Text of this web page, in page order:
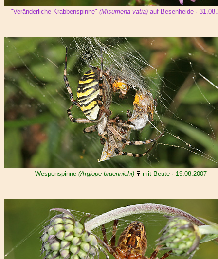
"Veränderliche Krabbenspinne" (Misumena vatia) auf Besenheide ·
Wespenspinne (Argiope bruennichi) mit Beute · 19.08.2007